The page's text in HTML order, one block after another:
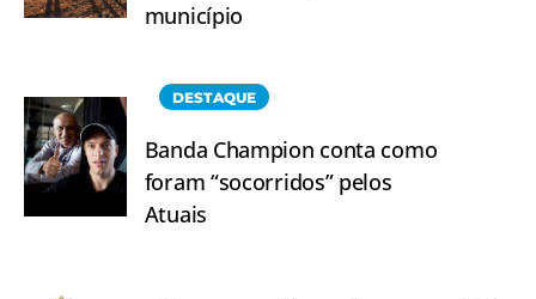
município
DESTAQUE
Banda Champion conta como
foram “socorridos” pelos
Atuais